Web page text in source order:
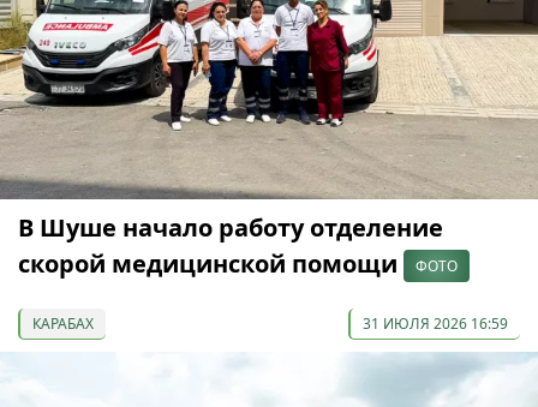
В Шуше начало работу отделение
скорой медицинской помощи
ФОТО
КАРАБАХ 31 ИЮЛЯ 2026 16:59